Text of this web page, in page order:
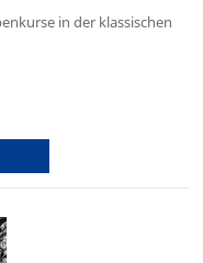
in der klassischen